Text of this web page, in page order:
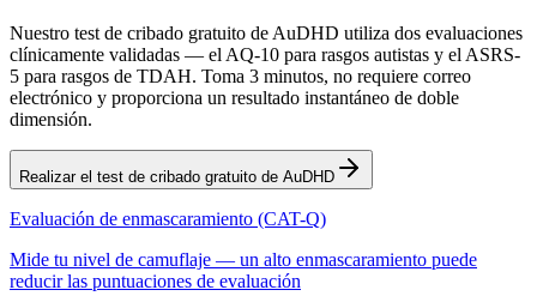
Nuestro test de cribado gratuito de AuDHD utiliza dos evaluaciones
clínicamente validadas — el AQ-10 para rasgos autistas y el ASRS-
5 para rasgos de TDAH. Toma 3 minutos, no requiere correo
electrónico y proporciona un resultado instantáneo de doble
dimensión.
Realizar el test de cribado gratuito de AuDHD
Evaluación de enmascaramiento (CAT-Q)
Mide tu nivel de camuflaje — un alto enmascaramiento puede
reducir las puntuaciones de evaluación